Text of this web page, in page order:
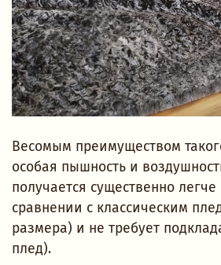
Весомым преимуществом
особая пышность и
получается существенно легче
сравнении с классическим
размера) и не требует
плед).